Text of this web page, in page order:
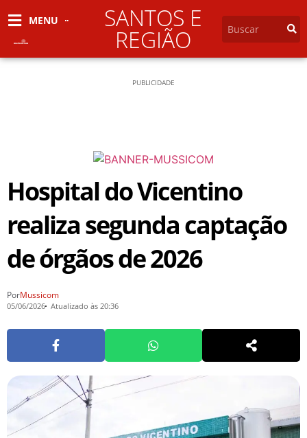
MENU SANTOS E
REGIÃO
PUBLICIDADE
Hospital do Vicentino
realiza segunda captação
de órgãos de 2026
PorMussicom
05/06/2026 Atualizado às 20:36